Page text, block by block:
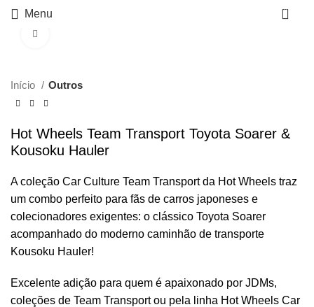
Menu 0
Início Outros
Hot Wheels Team Transport Toyota Soarer &
Kousoku Hauler
A coleção Car Culture Team Transport da Hot Wheels traz
um combo perfeito para fãs de carros japoneses e
colecionadores exigentes: o clássico Toyota Soarer
acompanhado do moderno caminhão de transporte
Kousoku Hauler!
Excelente adição para quem é apaixonado por JDMs,
coleções de Team Transport ou pela linha Hot Wheels Car